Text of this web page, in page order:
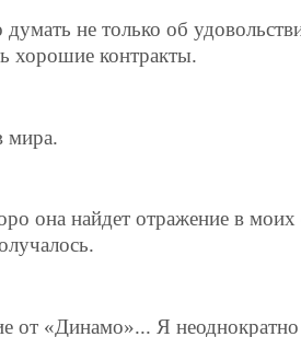
не только об
хорошие контракты.
мира.
она найдет отражение в моих
от «Динамо»... Я неоднократно